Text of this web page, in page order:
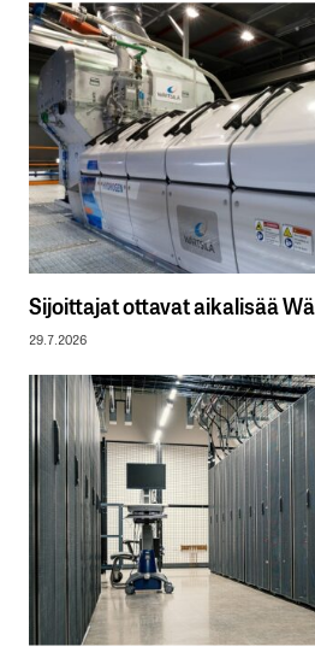
Sijoittajat ottavat aikalisää
29.7.2026